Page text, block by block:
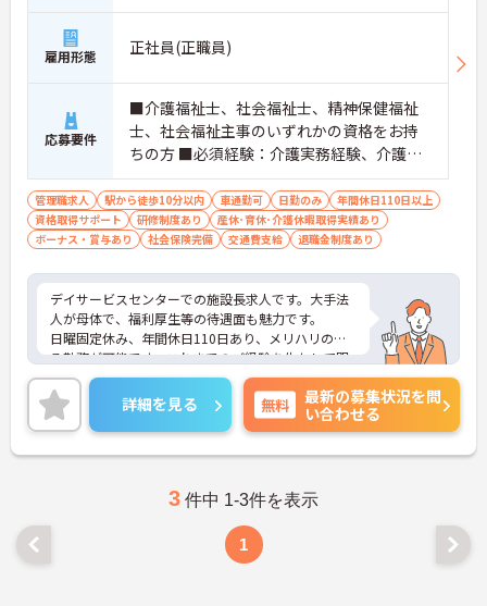
雇用形態 正社員(正職員)
応募要件
■介護福祉士、社会福祉士、精神保健福祉
士、社会福祉主事のいずれかの資格をお持
ちの方 ■必須経験：介護実務経験、介護サ
ービスマネジメントに関する実務経験、運
営マネジメントに関する実務経験、チーム
マネジメントに関する実務経験 ※普通自動
車運転免許（AT可）あれば尚可
管理職求人 駅から徒歩10分以内 車通勤可 日勤のみ
年間休日110日以上
資格取得サポート
研修制度あり
産休･育休･介護休暇取得実績あり
ボーナス・賞与あり
社会保険完備 交通費支給 退職金制度あり
デイサービスセンターでの施設長求人です。大手法
人が母体で、福利厚生等の待遇面も魅力です。
日曜固定休み、年間休日110日あり、メリハリのあ
る勤務が可能です。これまでのご経験を生かして即
戦力としてご活躍いただける環境です。
ご興味のある方には、面接対策ポイントなど、さら
に詳細をお話しいたしますのでお気軽にご相談くだ
さい！
詳細を見る 無料
最新の募集状況を問
い合わせる
3 件中 1-3件を表示
1